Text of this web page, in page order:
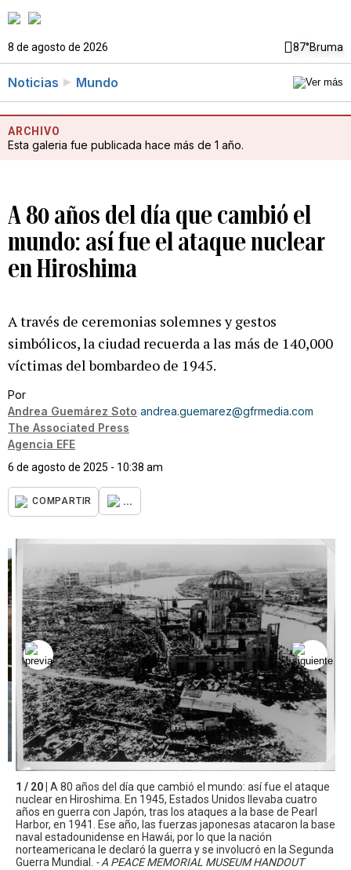
8 de agosto de 2026 87°Bruma
Noticias Mundo
ARCHIVO
Esta galeria fue publicada hace más de 1 año.
A 80 años del día que cambió el
mundo: así fue el ataque nuclear
en Hiroshima
A través de ceremonias solemnes y gestos
simbólicos, la ciudad recuerda a las más de 140,000
víctimas del bombardeo de 1945.
Por
Andrea Guemárez Soto andrea.guemarez@gfrmedia.com
The Associated Press
Agencia EFE
6 de agosto de 2025 - 10:38 am
COMPARTIR ...
1 / 20 | A 80 años del día que cambió el mundo: así fue el ataque
nuclear en Hiroshima. En 1945, Estados Unidos llevaba cuatro
años en guerra con Japón, tras los ataques a la base de Pearl
Harbor, en 1941. Ese año, las fuerzas japonesas atacaron la base
naval estadounidense en Hawái, por lo que la nación
norteamericana le declaró la guerra y se involucró en la Segunda
Guerra Mundial. - A PEACE MEMORIAL MUSEUM HANDOUT